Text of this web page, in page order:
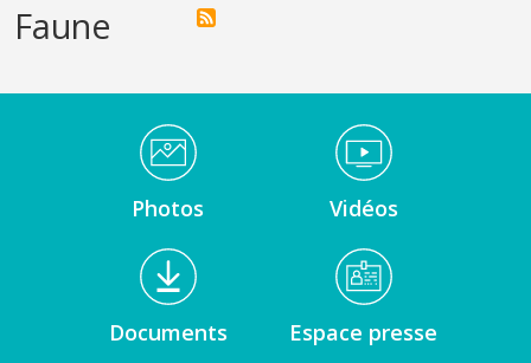
Faune
Médiathèque Footer
Photos Vidéos
Documents Espace presse